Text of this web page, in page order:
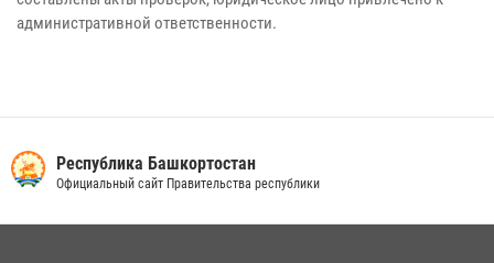
административной ответственности.
Республика Башкортостан
Официальный сайт Правительства республики